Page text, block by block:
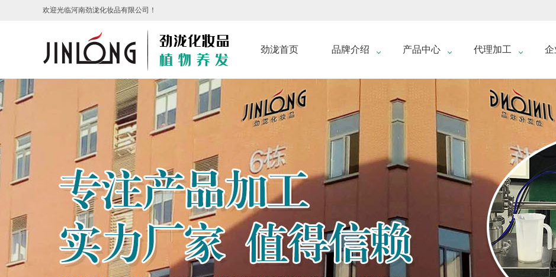
欢迎光临河南劲泷化妆品有限公司！
劲泷首页 品牌介绍 产品中心 代理加工 企